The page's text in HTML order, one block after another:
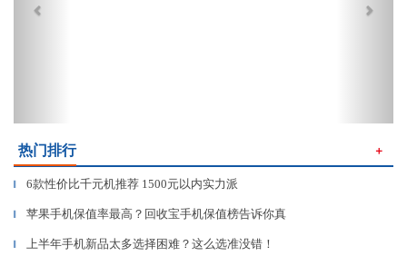
热门排行 ＋
▎ 6款性价比千元机推荐 1500元以内实力派
▎ 苹果手机保值率最高？回收宝手机保值榜告诉你真
▎ 上半年手机新品太多选择困难？这么选准没错！